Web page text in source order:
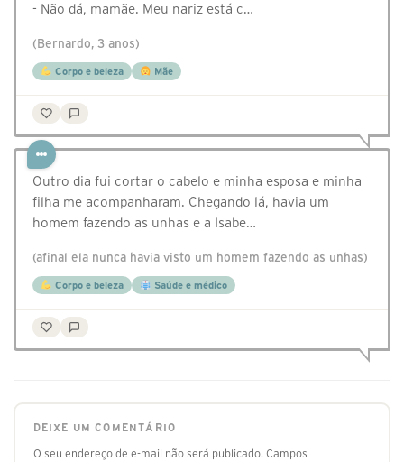
- Não dá, mamãe. Meu nariz está c…
(Bernardo, 3 anos)
Corpo e beleza Mãe
Outro dia fui cortar o cabelo e minha esposa e minha
filha me acompanharam. Chegando lá, havia um
homem fazendo as unhas e a Isabe…
(afinal ela nunca havia visto um homem fazendo as unhas)
Corpo e beleza Saúde e médico
DEIXE UM COMENTÁRIO
O seu endereço de e-mail não será publicado. Campos